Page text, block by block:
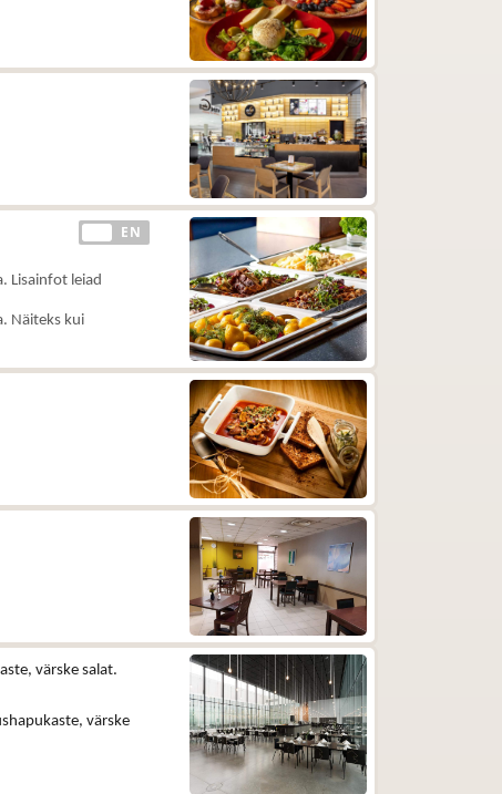
EN
Lisainfot leiad
Näiteks kui
värske salat.
värske